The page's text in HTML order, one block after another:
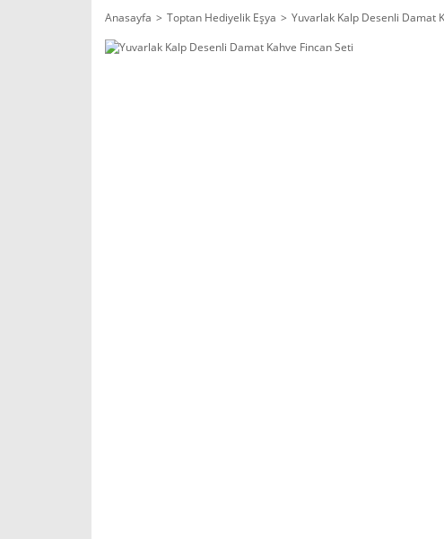
Anasayfa Toptan Hediyelik Eşya Yuvarlak Kalp Desenli Damat